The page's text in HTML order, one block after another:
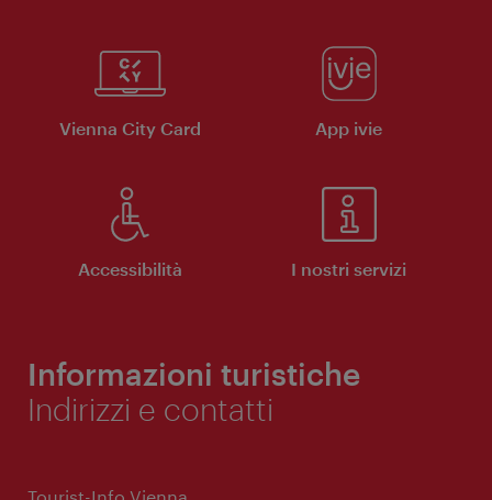
Vienna City Card App ivie
Accessibilità I nostri servizi
Informazioni turistiche
Indirizzi e contatti